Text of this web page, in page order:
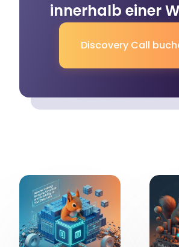
innerhalb einer
Discovery Call